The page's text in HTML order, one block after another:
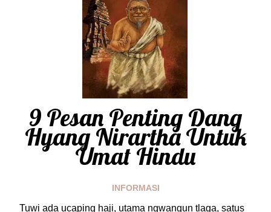
9 Pesan Penting Dang
Hyang Nirartha Untuk
Umat Hindu
INFORMASI
Tuwi ada ucaping haji, utama ngwangun tlaga, satus